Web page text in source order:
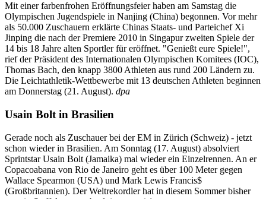
Mit einer farbenfrohen Eröffnungsfeier haben am Samstag die
Olympischen Jugendspiele in Nanjing (China) begonnen. Vor mehr
als 50.000 Zuschauern erklärte Chinas Staats- und Parteichef Xi
Jinping die nach der Premiere 2010 in Singapur zweiten Spiele der
14 bis 18 Jahre alten Sportler für eröffnet. "Genießt eure Spiele!",
rief der Präsident des Internationalen Olympischen Komitees (IOC),
Thomas Bach, den knapp 3800 Athleten aus rund 200 Ländern zu.
Die Leichtathletik-Wettbewerbe mit 13 deutschen Athleten beginnen
am Donnerstag (21. August). dpa
Usain Bolt in Brasilien
Gerade noch als Zuschauer bei der EM in Zürich (Schweiz) - jetzt
schon wieder in Brasilien. Am Sonntag (17. August) absolviert
Sprintstar Usain Bolt (Jamaika) mal wieder ein Einzelrennen. An er
Copacoabana von Rio de Janeiro geht es über 100 Meter gegen
Wallace Spearmon (USA) und Mark Lewis Francis$
(Großbritannien). Der Weltrekordler hat in diesem Sommer bisher